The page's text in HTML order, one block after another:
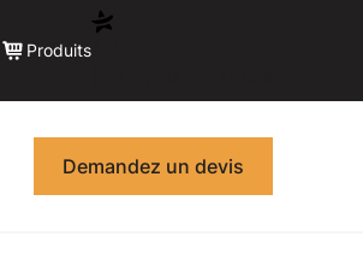
Produits4,7
Demandez un devis